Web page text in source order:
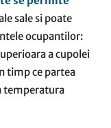
sale si poate
ocupantilor:
a cupolei
timp ce partea
temperatura